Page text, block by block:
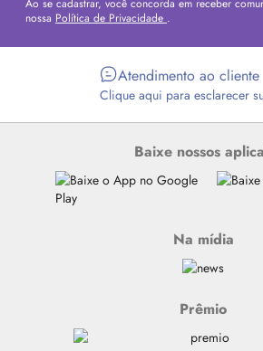
Ao se cadastrar, você concorda em receber
nossa Política de Privacidade .
Atendimento ao cliente
Clique aqui para esclarecer
Baixe nossos
Na mídia
Prêmio